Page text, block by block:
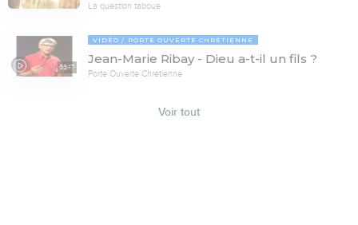
La question taboue
53:17
VIDÉO PORTE OUVERTE CHRÉTIENNE
Jean-Marie Ribay - Dieu a-t-il un fils ?
Porte Ouverte Chrétienne
Voir tout